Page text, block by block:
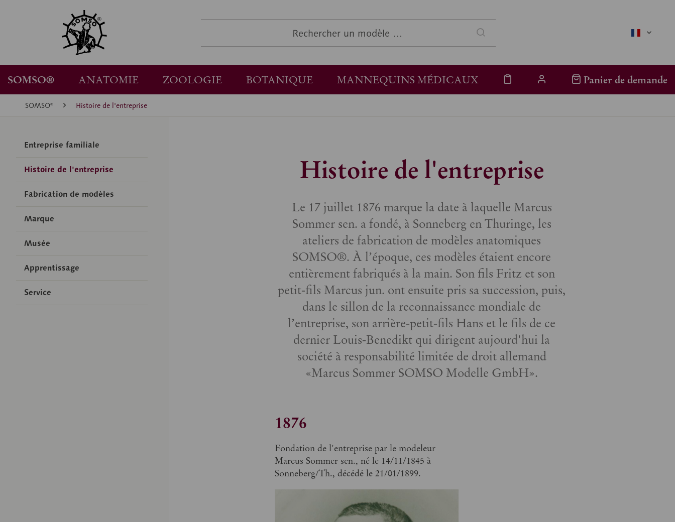
SOMSO® ANATOMIE ZOOLOGIE BOTANIQUE MANNEQUINS MÉDICAUX Panier de demande
SOMSO® Histoire de l'entreprise
Entreprise familiale
Histoire de l'entreprise
Fabrication de modèles
Marque
Musée
Apprentissage
Service
Histoire de l'entreprise
Le 17 juillet 1876 marque la date à laquelle Marcus
Sommer sen. a fondé, à Sonneberg en Thuringe, les
ateliers de fabrication de modèles anatomiques
SOMSO®. À l’époque, ces modèles étaient encore
entièrement fabriqués à la main. Son fils Fritz et son
petit‑fils Marcus jun. ont ensuite pris sa succession, puis,
dans le sillon de la reconnaissance mondiale de
l’entreprise, son arrière‑petit‑fils Hans et le fils de ce
dernier Louis‑Benedikt qui dirigent aujourd'hui la
société à responsabilité limitée de droit allemand
«Marcus Sommer SOMSO Modelle GmbH».
1876
Fondation de l'entreprise par le modeleur
Marcus Sommer sen., né le 14/11/1845 à
Sonneberg/Th., décédé le 21/01/1899.